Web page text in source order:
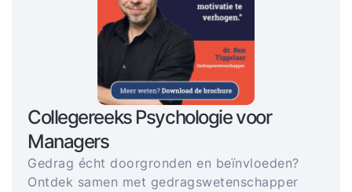
Collegereeks Psychologie voor
Managers
Gedrag écht doorgronden en beïnvloeden?
Ontdek samen met gedragswetenschapper